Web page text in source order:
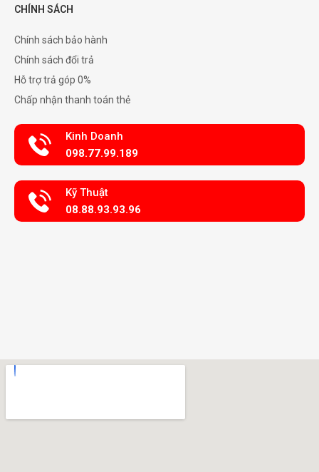
CHÍNH SÁCH
Chính sách bảo hành
Chính sách đổi trả
Hỗ trợ trả góp 0%
Chấp nhận thanh toán thẻ
Kinh Doanh
098.77.99.189
Kỹ Thuật
08.88.93.93.96